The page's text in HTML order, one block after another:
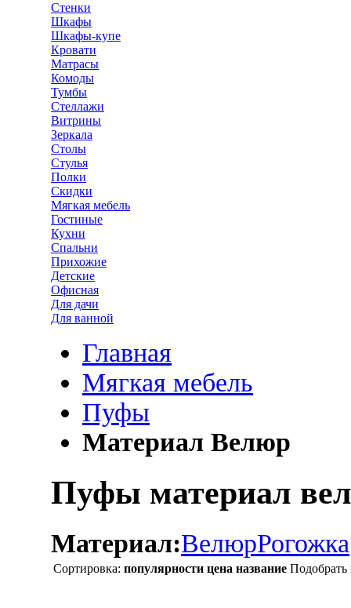
Стенки
Шкафы
Шкафы-купе
Кровати
Матрасы
Комоды
Тумбы
Стеллажи
Витрины
Зеркала
Столы
Стулья
Полки
Скидки
Мягкая мебель
Гостиные
Кухни
Спальни
Прихожие
Детские
Офисная
Для дачи
Для ванной
Главная
Мягкая мебель
Пуфы
Материал Велюр
Пуфы материал
Материал:ВелюрРогожка
Сортировка: популярности цена название Подобрать